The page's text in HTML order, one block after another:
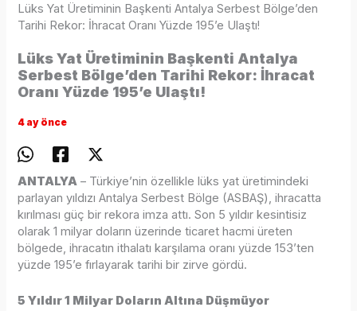
Lüks Yat Üretiminin Başkenti Antalya Serbest Bölge’den
Tarihi Rekor: İhracat Oranı Yüzde 195’e Ulaştı!
Lüks Yat Üretiminin Başkenti Antalya
Serbest Bölge’den Tarihi Rekor: İhracat
Oranı Yüzde 195’e Ulaştı!
4 ay önce
ANTALYA – Türkiye’nin özellikle lüks yat üretimindeki
parlayan yıldızı Antalya Serbest Bölge (ASBAŞ), ihracatta
kırılması güç bir rekora imza attı. Son 5 yıldır kesintisiz
olarak 1 milyar doların üzerinde ticaret hacmi üreten
bölgede, ihracatın ithalatı karşılama oranı yüzde 153’ten
yüzde 195’e fırlayarak tarihi bir zirve gördü.
5 Yıldır 1 Milyar Doların Altına Düşmüyor